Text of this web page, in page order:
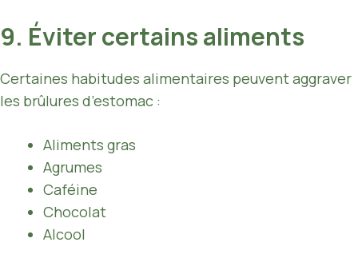
9. Éviter certains aliments
Certaines habitudes alimentaires peuvent aggraver
les brûlures d’estomac :
Aliments gras
Agrumes
Caféine
Chocolat
Alcool